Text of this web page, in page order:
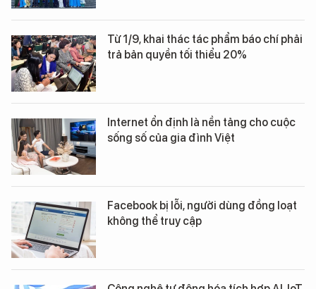
Từ 1/9, khai thác tác phẩm báo chí phải
trả bản quyền tối thiểu 20%
Internet ổn định là nền tảng cho cuộc
sống số của gia đình Việt
Facebook bị lỗi, người dùng đồng loạt
không thể truy cập